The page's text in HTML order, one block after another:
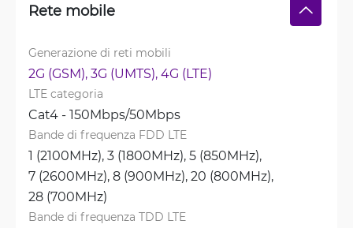
Rete mobile
Generazione di reti mobili
2G (GSM), 3G (UMTS), 4G (LTE)
LTE categoria
Cat4 - 150Mbps/50Mbps
Bande di frequenza FDD LTE
1 (2100MHz), 3 (1800MHz), 5 (850MHz),
7 (2600MHz), 8 (900MHz), 20 (800MHz),
28 (700MHz)
Bande di frequenza TDD LTE